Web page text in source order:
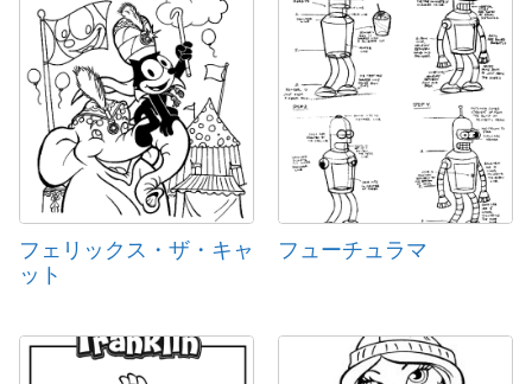
フェリックス・ザ・キャ
ット
フューチュラマ